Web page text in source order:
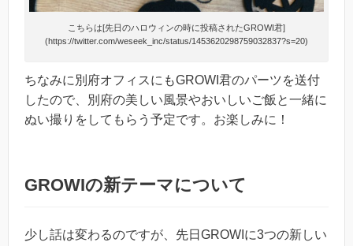
こちらは[先日のハロウィンの時に投稿されたGROWI君]
(https://twitter.com/weseek_inc/status/1453620298759032837?s=20)
ちなみに別府オフィスにもGROWI君のパーツを送付
したので、別府の美しい風景やおいしいご飯と一緒に
ぬい撮りをしてもらう予定です。お楽しみに！
GROWIの新テーマについて
少し話は変わるのですが、先日GROWIに3つの新しい